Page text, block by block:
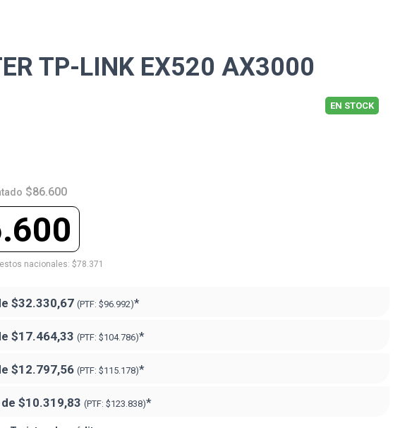
TP-LINK EX520 AX3000
EN STOCK
$86.600
nacionales: $78.371
$32.330,67 (PTF: $96.992)*
$17.464,33 (PTF: $104.786)*
$12.797,56 (PTF: $115.178)*
$10.319,83 (PTF: $123.838)*